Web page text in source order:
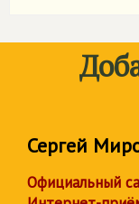
Сергей
Официальный